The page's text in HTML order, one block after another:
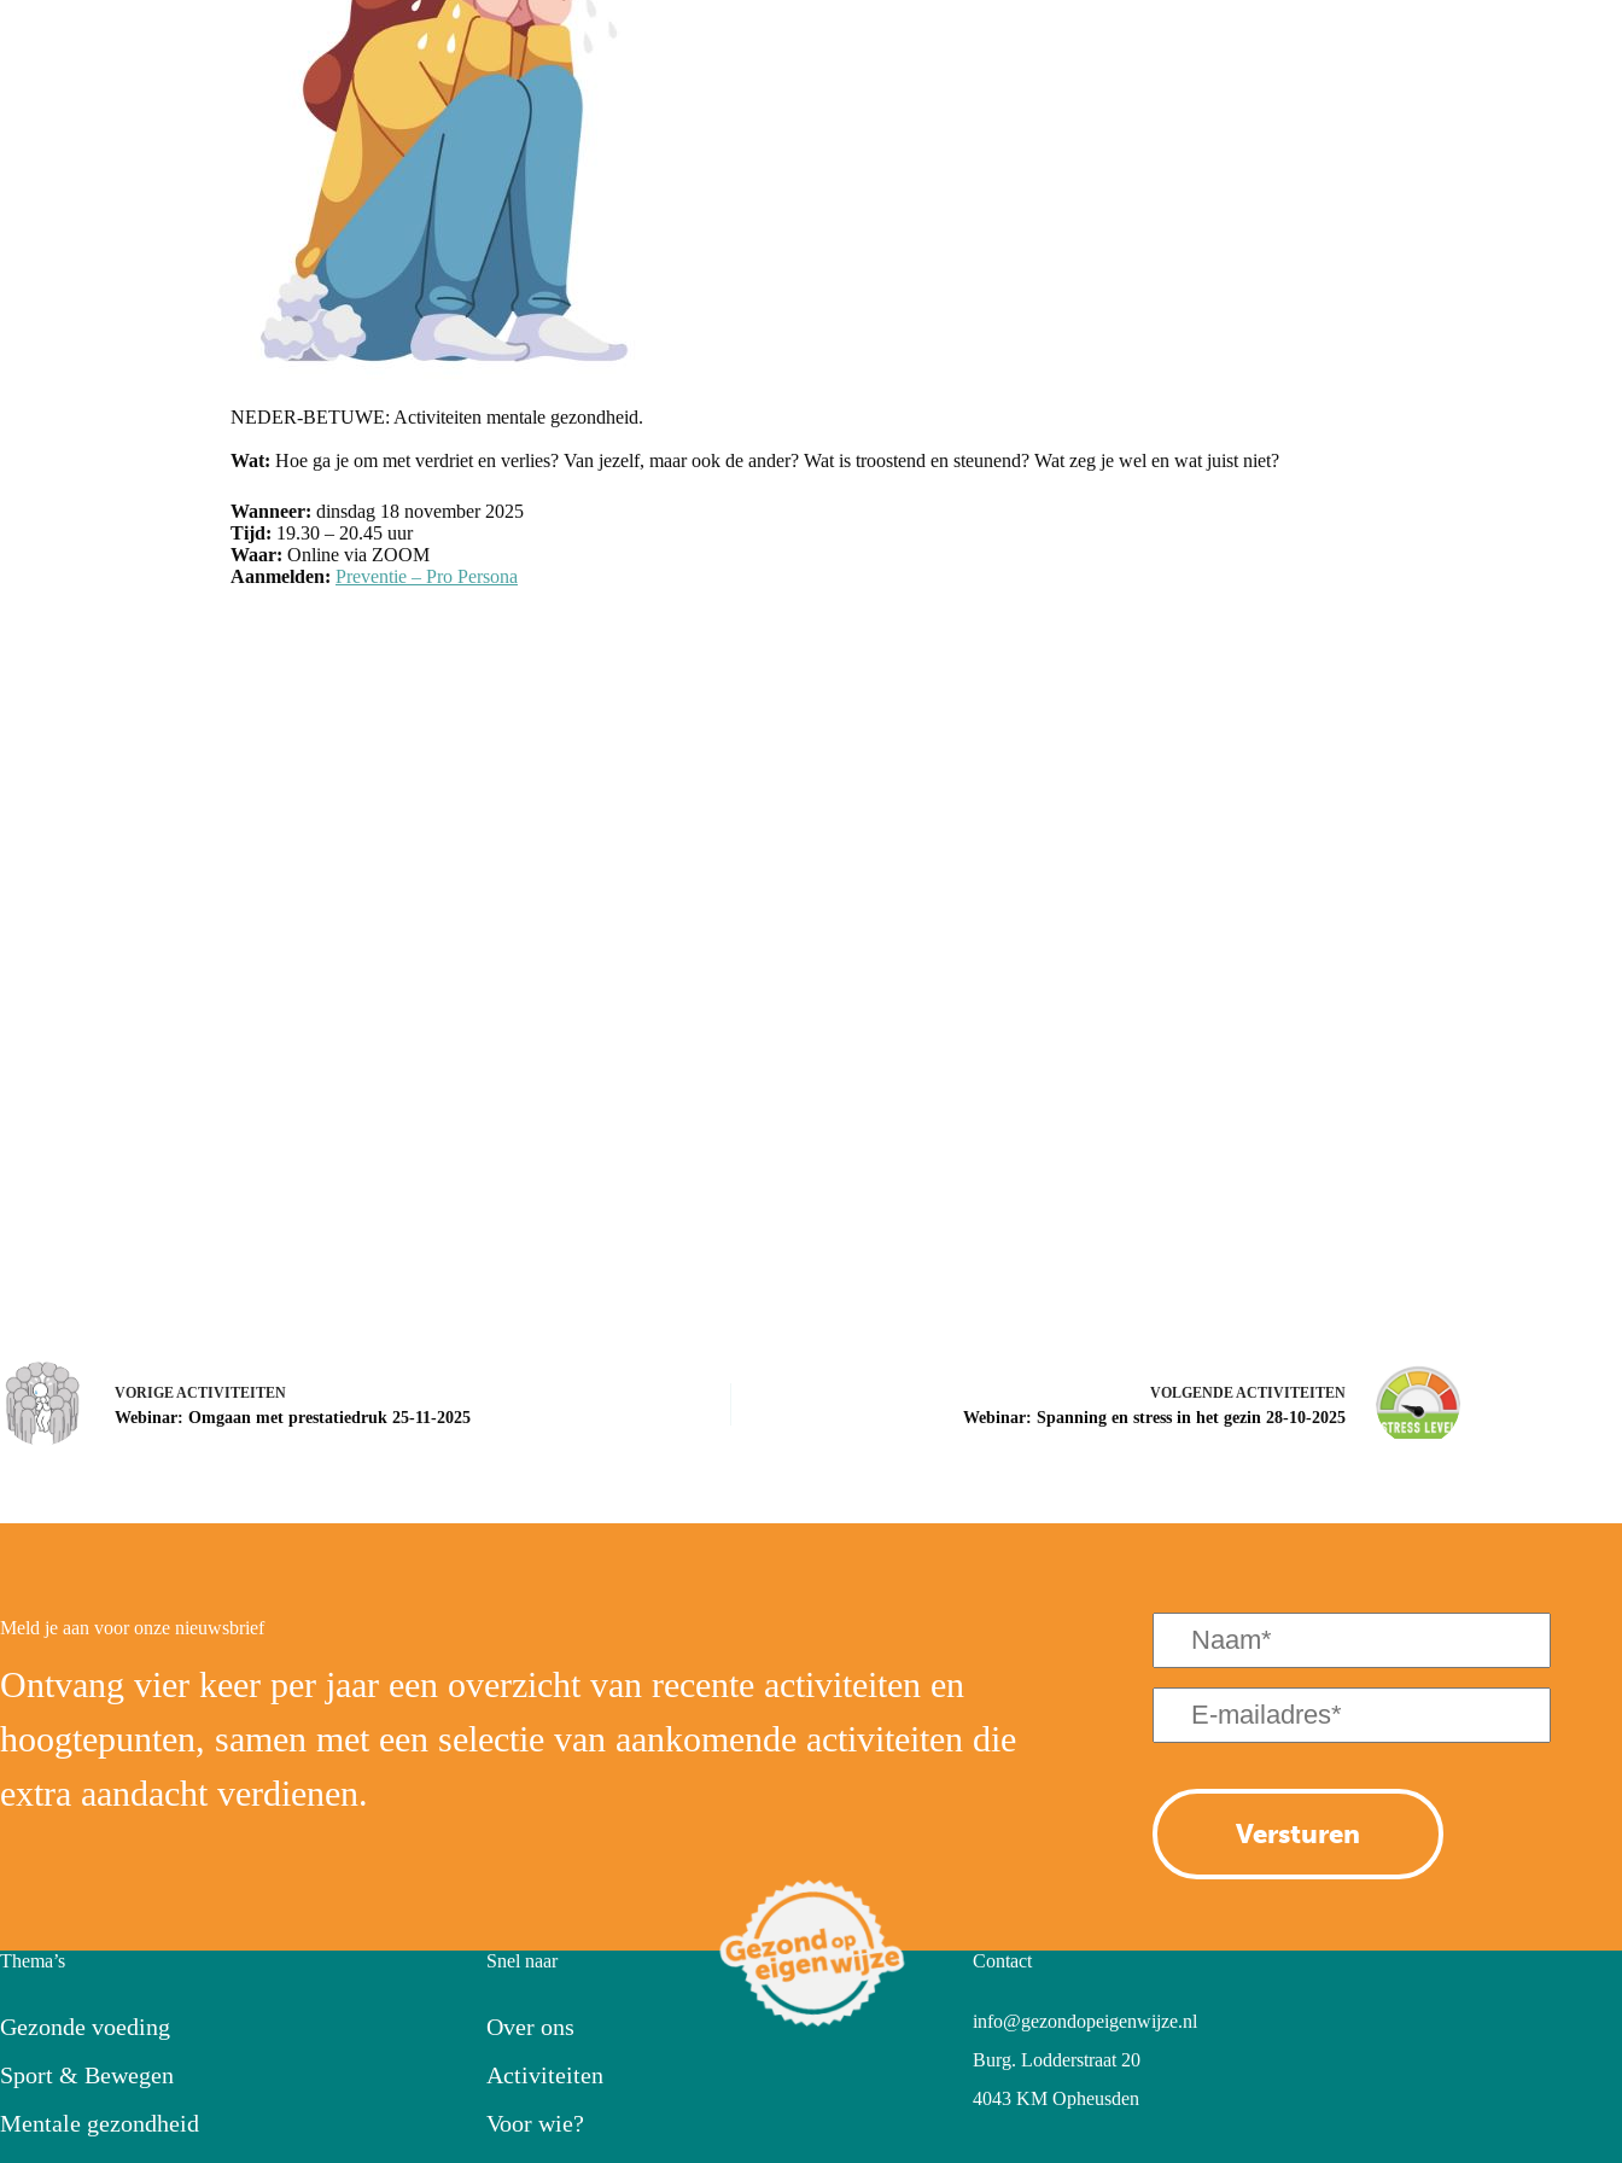
NEDER-BETUWE: Activiteiten mentale gezondheid.
Wat: Hoe ga je om met verdriet en verlies? Van jezelf, maar ook de ander? Wat is troostend en steunend? Wat zeg je wel en wat juist niet?
Wanneer: dinsdag 18 november 2025
Tijd: 19.30 – 20.45 uur
Waar: Online via ZOOM
Aanmelden: Preventie – Pro Persona
VORIGE ACTIVITEITEN
Webinar: Omgaan met prestatiedruk 25-11-2025
VOLGENDE ACTIVITEITEN
Webinar: Spanning en stress in het gezin 28-10-2025
Meld je aan voor onze nieuwsbrief
Ontvang vier keer per jaar een overzicht van recente activiteiten en
hoogtepunten, samen met een selectie van aankomende activiteiten die
extra aandacht verdienen.
(Vereist)
Thema’s
Gezonde voeding
Sport & Bewegen
Mentale gezondheid
Snel naar
Over ons
Activiteiten
Voor wie?
Contact
info@gezondopeigenwijze.nl
Burg. Lodderstraat 20
4043 KM Opheusden